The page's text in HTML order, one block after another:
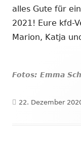
alles Gute für
2021! Eure kfd-
Marion, Katja
Fotos: Emma
Veröffentlicht
22. Dezember